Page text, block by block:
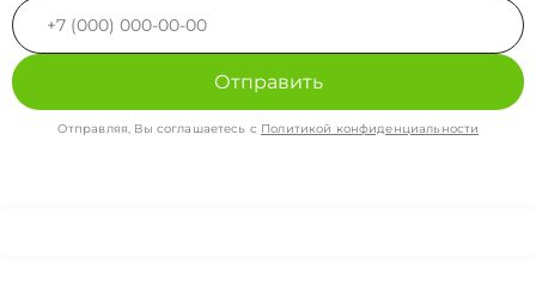
Отправить
Отправляя, Вы соглашаетесь с Политикой конфиденциальности